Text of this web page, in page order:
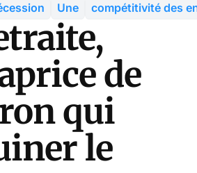
Une compétitivité des
de
qui
le